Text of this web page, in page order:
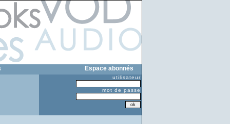
Espace abonnés
utilisateur
mot de passe